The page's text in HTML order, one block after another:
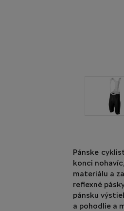
Pánske
konci
materiálu a
reflexné
pánsku
a pohodlie a